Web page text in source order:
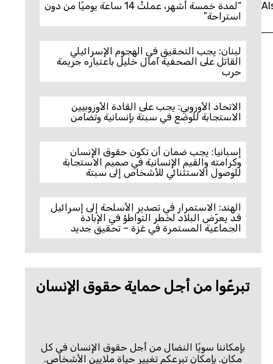
“لمدة خمسة أشهر، عملتُ 14 ساعة يوميًا من دون
استراحة”
لبنان: يجب التحقيق في الهجوم الإسرائيلي
القاتل على الصحفية آمال خليل باعتباره جريمة
حرب
الاتحاد الأوروبي: يجب على القادة الأوروبيين
الاستجابة للوضع في سبتة بإنسانية وتضامن
إسبانيا: يجب ضمان أن تكون حقوق الإنسان
وكرامته والقيم الإنسانية في صميم الاستجابة
للوصول الاستثنائي للأشخاص إلى سبتة
الهند: الاستمرار في تصدير الأسلحة إلى إسرائيل
قد يعرّض البلاد لخطر التواطؤ في الإبادة
الجماعية المستمرة في غزة – تحقيق جديد
تبرعّوا من أجل حماية حقوق الإنسان
بإمكاننا سويًا النضال من أجل حقوق الإنسان في كل
مكان. بإمكان تبرعكم تغيير حياة ملايين الأشخاص.